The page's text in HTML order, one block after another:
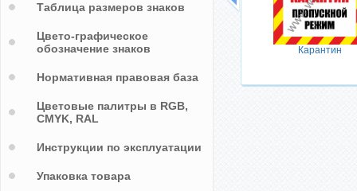
Карантин
Таблица размеров знаков
Цвето-графическое
обозначение знаков
Нормативная правовая база
Цветовые палитры в RGB,
CMYK, RAL
Инструкции по эксплуатации
Упаковка товара